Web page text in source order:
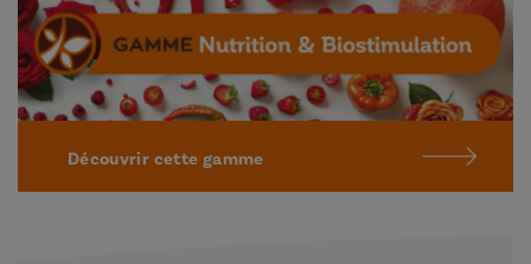
Découvrir cette gamme